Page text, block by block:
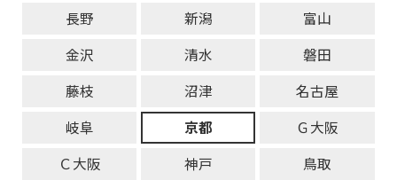
長野
新潟
富山
金沢
清水
磐田
藤枝
沼津
名古屋
岐阜
京都
Ｇ大阪
Ｃ大阪
神戸
鳥取